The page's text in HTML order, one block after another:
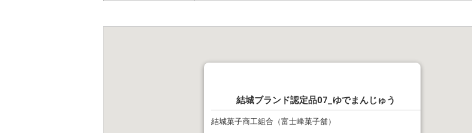
結城ブランド認定品07_ゆでまんじゅう
結城菓子商工組合（富士峰菓子舗）